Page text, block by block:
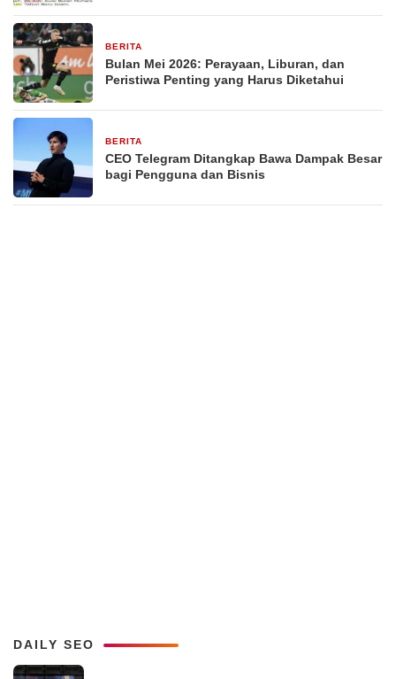
BERITA
Bulan Mei 2026: Perayaan, Liburan, dan
Peristiwa Penting yang Harus Diketahui
BERITA
CEO Telegram Ditangkap Bawa Dampak Besar
bagi Pengguna dan Bisnis
DAILY SEO